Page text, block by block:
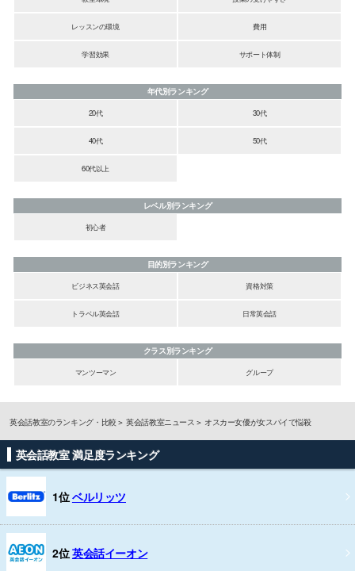
レッスンの環境 費用
学習効果 サポート体制
年代別ランキング
20代
30代
40代 50代
60代以上
レベル別ランキング
初心者
目的別ランキング
ビジネス英会話
資格対策
トラベル英会話 日常英会話
クラス別ランキング
マンツーマン
グループ
英会話教室のランキング・比較 英会話教室ニュース オスカー女優が女スパイで悩殺
英会話教室 満足度ランキング
1位ベルリッツ
2位英会話イーオン